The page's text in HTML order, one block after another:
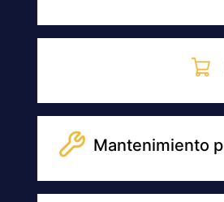
Mantenimiento